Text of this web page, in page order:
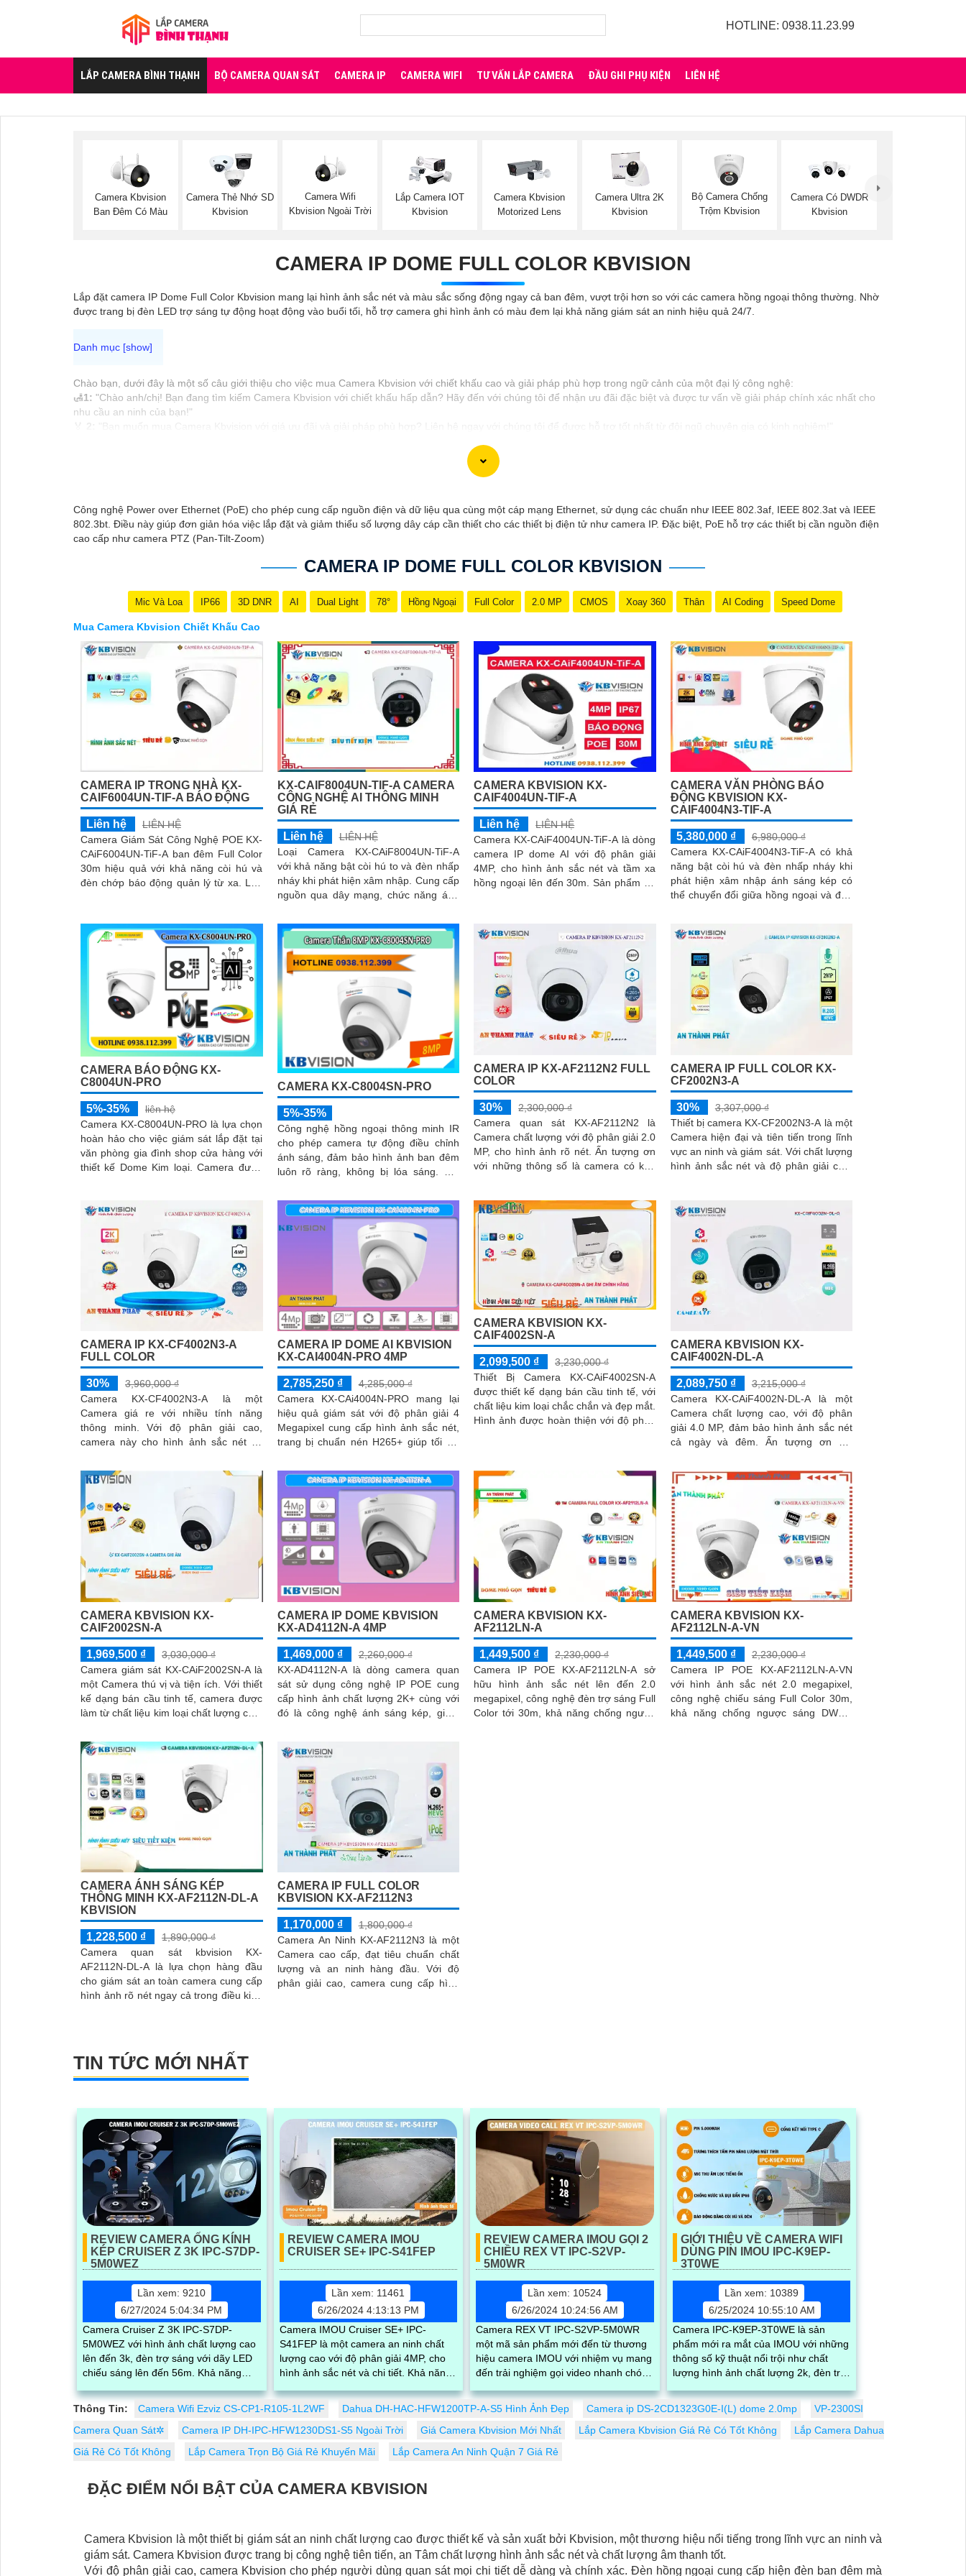
HOTLINE: 0938.11.23.99
LẮP CAMERA BÌNH THẠNH BỘ CAMERA QUAN SÁT CAMERA IP CAMERA WIFI TƯ VẤN LẮP CAMERA ĐẦU GHI PHỤ KIỆN LIÊN HỆ
Camera Kbvision
Ban Đêm Có Màu
Camera Thẻ Nhớ SD
Kbvision
Camera Wifi
Kbvision Ngoài Trời
Lắp Camera IOT
Kbvision
Camera Kbvision
Motorized Lens
Camera Ultra 2K
Kbvision
Bộ Camera Chống
Trộm Kbvision
Camera Có DWDR
Kbvision
CAMERA IP DOME FULL COLOR KBVISION
Lắp đặt camera IP Dome Full Color Kbvision mang lại hình ảnh sắc nét và màu sắc sống động ngay cả ban đêm, vượt trội hơn so với các camera hồng ngoại thông thường. Nhờ
được trang bị đèn LED trợ sáng tự động hoạt động vào buổi tối, hỗ trợ camera ghi hình ảnh có màu đem lại khả năng giám sát an ninh hiệu quả 24/7.
Chào bạn, dưới đây là một số câu giới thiệu cho việc mua Camera Kbvision với chiết khấu cao và giải pháp phù hợp trong ngữ cảnh của một đại lý công nghệ:
🛃1: "Chào anh/chị! Bạn đang tìm kiếm Camera Kbvision với chiết khấu hấp dẫn? Hãy đến với chúng tôi để nhận ưu đãi đặc biệt và được tư vấn về giải pháp chính xác nhất cho
nhu cầu an ninh của bạn!"
Hy vọng những câu giới thiệu trên sẽ giúp bạn thành công trong việc tiếp cận khách hàng và tăng cơ hội bán hàng của bạn. Nếu có bất kỳ yêu cầu hay câu hỏi nào khác, bạn có
Công nghệ Power over Ethernet (PoE) cho phép cung cấp nguồn điện và dữ liệu qua cùng một cáp mạng Ethernet, sử dụng các chuẩn như IEEE 802.3af, IEEE 802.3at và IEEE
802.3bt. Điều này giúp đơn giản hóa việc lắp đặt và giảm thiểu số lượng dây cáp cần thiết cho các thiết bị điện tử như camera IP. Đặc biệt, PoE hỗ trợ các thiết bị cần nguồn điện
cao cấp như camera PTZ (Pan-Tilt-Zoom)
CAMERA IP DOME FULL COLOR KBVISION
Mic Và Loa IP66 3D DNR AI Dual Light 78° Hồng Ngoại Full Color 2.0 MP CMOS Xoay 360 Thân AI Coding Speed Dome
Mua Camera Kbvision Chiết Khấu Cao
CAMERA IP TRONG NHÀ KX-
CAIF6004UN-TIF-A BÁO ĐỘNG
Liên hệ
LIÊN HỆ
Camera Giám Sát Công Nghệ POE KX-
CAiF6004UN-TiF-A ban đêm Full Color
30m hiệu quả với khả năng còi hú và
đèn chớp báo động quản lý từ xa. Lắp
KX-CAIF8004UN-TIF-A CAMERA
CÔNG NGHỆ AI THÔNG MINH
GIÁ RẺ
Liên hệ
LIÊN HỆ
Loại Camera KX-CAiF8004UN-TiF-A
với khả năng bật còi hú to và đèn nhấp
nháy khi phát hiện xâm nhập. Cung cấp
nguồn qua dây mạng, chức năng ánh
ngoại hoặc đèn chiếu sáng
CAMERA KBVISION KX-
CAIF4004UN-TIF-A
Liên hệ
LIÊN HỆ
Camera KX-CAiF4004UN-TiF-A là dòng
camera IP dome AI với độ phân giải
4MP, cho hình ảnh sắc nét và tầm xa
hồng ngoại lên đến 30m. Sản phẩm hỗ
động chủ động bằng đèn LED xanh đỏ
và còi hú 110dB
CAMERA VĂN PHÒNG BÁO
ĐỘNG KBVISION KX-
CAIF4004N3-TIF-A
5,380,000 ₫
6,980,000 ₫
Camera KX-CAiF4004N3-TiF-A có khả
năng bật còi hú và đèn nhấp nháy khi
phát hiện xâm nhập ánh sáng kép có
thể chuyển đổi giữa hồng ngoại và đèn
CAMERA BÁO ĐỘNG KX-
C8004UN-PRO
5%-35%
liên hệ
Camera KX-C8004UN-PRO là lựa chọn
hoàn hảo cho việc giám sát lắp đặt tại
văn phòng gia đình shop cửa hàng với
thiết kế Dome Kim loại. Camera được
CAMERA KX-C8004SN-PRO
5%-35%
Công nghệ hồng ngoại thông minh IR
cho phép camera tự động điều chỉnh
ánh sáng, đảm bảo hình ảnh ban đêm
luôn rõ ràng, không bị lóa sáng. Kết
(DWDR) và giảm nhiễu (3DNR), hình
ảnh thu được luôn mượt mà, màu sắc
chân thực và chi tiết rõ nét, ngay cả
trong môi trường ánh sáng yếu hoặc
ánh sáng phức tạp như ngược sáng
CAMERA IP KX-AF2112N2 FULL
COLOR
30%
2,300,000 ₫
Camera quan sát KX-AF2112N2 là
Camera chất lượng với độ phân giải 2.0
MP, cho hình ảnh rõ nét. Ấn tượng ơn
với những thông số là camera có khả
CAMERA IP FULL COLOR KX-
CF2002N3-A
30%
3,307,000 ₫
Thiết bị camera KX-CF2002N3-A là một
Camera hiện đại và tiên tiến trong lĩnh
vực an ninh và giám sát. Với chất lượng
hình ảnh sắc nét và độ phân giải cao,
vực được giám sát
CAMERA IP KX-CF4002N3-A
FULL COLOR
30%
3,960,000 ₫
Camera KX-CF4002N3-A là một
Camera giá re với nhiều tính năng
thông minh. Với độ phân giải cao,
camera này cho hình ảnh sắc nét và
dàng...
CAMERA IP DOME AI KBVISION
KX-CAI4004N-PRO 4MP
2,785,250 ₫
4,285,000 ₫
Camera KX-CAi4004N-PRO mang lại
hiệu quả giám sát với độ phân giải 4
Megapixel cung cấp hình ảnh sắc nét,
trang bị chuẩn nén H265+ giúp tối ưu
trữ. Bên cạnh đó camera còn đem lại
khả năng phát hiện thông minh như
hàng rào ảo, xâm nhập, và phân biệt
người/xe (SMD Plus) bảo vệ an ninh
hiệu quả
CAMERA KBVISION KX-
CAIF4002SN-A
2,099,500 ₫
3,230,000 ₫
Thiết Bị Camera KX-CAiF4002SN-A
được thiết kế dạng bán cầu tinh tế, với
chất liệu kim loại chắc chắn và đẹp mắt.
Hình ảnh được hoàn thiện với độ phân
CAMERA KBVISION KX-
CAIF4002N-DL-A
2,089,750 ₫
3,215,000 ₫
Camera KX-CAiF4002N-DL-A là một
Camera chất lượng cao, với độ phân
giải 4.0 MP, đảm bảo hình ảnh sắc nét
cả ngày và đêm. Ấn tượng ơn với
năng...
CAMERA KBVISION KX-
CAIF2002SN-A
1,969,500 ₫
3,030,000 ₫
Camera giám sát KX-CAiF2002SN-A là
một Camera thú vị và tiện ích. Với thiết
kế dạng bán cầu tinh tế, camera được
làm từ chất liệu kim loại chất lượng cao,
cấp
CAMERA IP DOME KBVISION
KX-AD4112N-A 4MP
1,469,000 ₫
2,260,000 ₫
KX-AD4112N-A là dòng camera quan
sát sử dụng công nghệ IP POE cung
cấp hình ảnh chất lượng 2K+ cùng với
đó là công nghệ ánh sáng kép, giám
được nâng cao khả năng bảo vệ an
ninh với trang bị tính năng phát hiện
người chính xác
CAMERA KBVISION KX-
AF2112LN-A
1,449,500 ₫
2,230,000 ₫
Camera IP POE KX-AF2112LN-A sở
hữu hình ảnh sắc nét lên đến 2.0
megapixel, công nghệ đèn trợ sáng Full
Color tới 30m, khả năng chống ngược
CAMERA KBVISION KX-
AF2112LN-A-VN
1,449,500 ₫
2,230,000 ₫
Camera IP POE KX-AF2112LN-A-VN
với hình ảnh sắc nét 2.0 megapixel,
công nghệ chiếu sáng Full Color 30m,
khả năng chống ngược sáng DWDR
CAMERA ÁNH SÁNG KÉP
THÔNG MINH KX-AF2112N-DL-A
KBVISION
1,228,500 ₫
1,890,000 ₫
Camera quan sát kbvision KX-
AF2112N-DL-A là lựa chọn hàng đầu
cho giám sát an toàn camera cung cấp
hình ảnh rõ nét ngay cả trong điều kiện
CAMERA IP FULL COLOR
KBVISION KX-AF2112N3
1,170,000 ₫
1,800,000 ₫
Camera An Ninh KX-AF2112N3 là một
Camera cao cấp, đạt tiêu chuẩn chất
lượng và an ninh hàng đầu. Với độ
phân giải cao, camera cung cấp hình
TIN TỨC MỚI NHẤT
REVIEW CAMERA ỐNG KÍNH
KÉP CRUISER Z 3K IPC-S7DP-
5M0WEZ
Lần xem: 9210
6/27/2024 5:04:34 PM
Camera Cruiser Z 3K IPC-S7DP-
5M0WEZ với hình ảnh chất lượng cao
lên đến 3k, đèn trợ sáng với dãy LED
chiếu sáng lên đến 56m. Khả năng
rộng giúp...
REVIEW CAMERA IMOU
CRUISER SE+ IPC-S41FEP
Lần xem: 11461
6/26/2024 4:13:13 PM
Camera IMOU Cruiser SE+ IPC-
S41FEP là một camera an ninh chất
lượng cao với độ phân giải 4MP, cho
hình ảnh sắc nét và chi tiết. Khả năng
bụi bẩn...
REVIEW CAMERA IMOU GỌI 2
CHIỀU REX VT IPC-S2VP-
5M0WR
Lần xem: 10524
6/26/2024 10:24:56 AM
Camera REX VT IPC-S2VP-5M0WR
một mã sản phẩm mới đến từ thương
hiệu camera IMOU với nhiệm vụ mang
đến trải nghiệm gọi video nhanh chóng
Với...
GIỚI THIỆU VỀ CAMERA WIFI
DÙNG PIN IMOU IPC-K9EP-
3T0WE
Lần xem: 10389
6/25/2024 10:55:10 AM
Camera IPC-K9EP-3T0WE là sản
phẩm mới ra mắt của IMOU với những
thông số kỹ thuật nổi trội như chất
lượng hình ảnh chất lượng 2k, đèn trợ
xoay...
Thông Tin: Camera Wifi Ezviz CS-CP1-R105-1L2WF Dahua DH-HAC-HFW1200TP-A-S5 Hình Ảnh Đẹp Camera ip DS-2CD1323G0E-I(L) dome 2.0mp
VP-2300SI
Camera Quan Sát✲
Camera IP DH-IPC-HFW1230DS1-S5 Ngoài Trời Giá Camera Kbvision Mới Nhất Lắp Camera Kbvision Giá Rẻ Có Tốt Không
Lắp Camera Dahua
Giá Rẻ Có Tốt Không
Lắp Camera Trọn Bộ Giá Rẻ Khuyến Mãi Lắp Camera An Ninh Quận 7 Giá Rẻ
ĐẶC ĐIỂM NỔI BẬT CỦA CAMERA KBVISION
Camera Kbvision là một thiết bị giám sát an ninh chất lượng cao được thiết kế và sản xuất bởi Kbvision, một thương hiệu nổi tiếng trong lĩnh vực an ninh và
giám sát. Camera Kbvision được trang bị công nghệ tiên tiến, an Tâm chất lượng hình ảnh sắc nét và chất lượng âm thanh tốt.
Với độ phân giải cao, camera Kbvision cho phép người dùng quan sát mọi chi tiết dễ dàng và chính xác. Đèn hồng ngoại cung cấp hiện đèn ban đêm mà